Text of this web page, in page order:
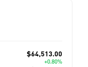
$64,513.00
+0.80%